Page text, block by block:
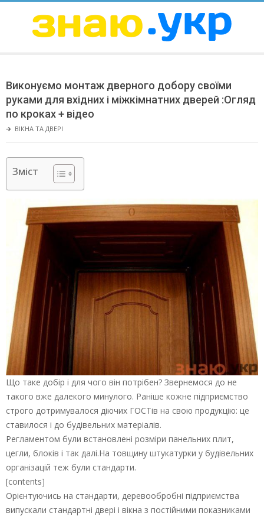
ЗНАЮ
Menu
Виконуємо монтаж дверного добору своїми
руками для вхідних і міжкімнатних дверей :Огляд
по кроках + відео
🡲 ВІКНА ТА ДВЕРІ
Зміст
Що таке добір і для чого він потрібен? Звернемося до не
такого вже далекого минулого. Раніше кожне підприємство
строго дотримувалося діючих ГОСТів на свою продукцію: це
ставилося і до будівельних матеріалів.
Регламентом були встановлені розміри панельних плит,
цегли, блоків і так далі.На товщину штукатурки у будівельних
організацій теж були стандарти.
[contents]
Орієнтуючись на стандарти, деревообробні підприємства
випускали стандартні двері і вікна з постійними показниками